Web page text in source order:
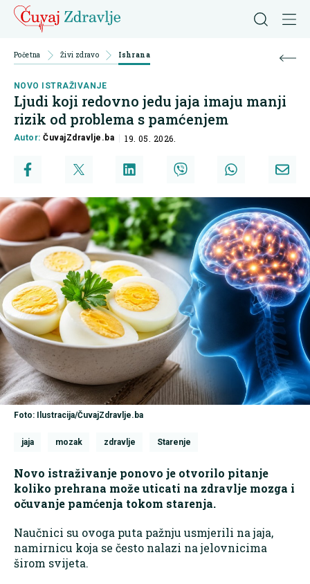
Početna Živi zdravo Ishrana
NOVO ISTRAŽIVANJE
Ljudi koji redovno jedu jaja imaju manji
rizik od problema s pamćenjem
Autor:ČuvajZdravlje.ba 19. 05. 2026.
Foto: Ilustracija/ČuvajZdravlje.ba
jaja mozak zdravlje Starenje
Novo istraživanje ponovo je otvorilo pitanje
koliko prehrana može uticati na zdravlje mozga i
očuvanje pamćenja tokom starenja.
Naučnici su ovoga puta pažnju usmjerili na jaja,
namirnicu koja se često nalazi na jelovnicima
širom svijeta.